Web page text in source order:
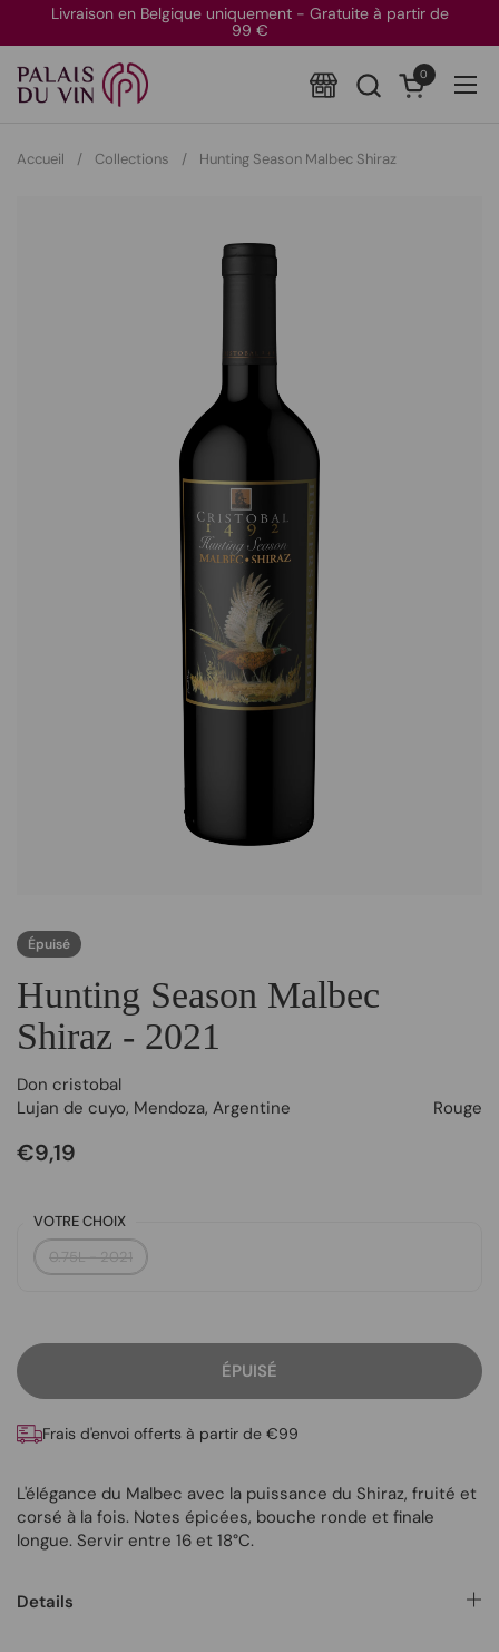
Passer au contenu
Livraison en Belgique uniquement - Gratuite à partir de
99 €
Ouvrir le
0
Accueil / Collections / Hunting Season Malbec Shiraz
Épuisé
Hunting Season Malbec
Shiraz - 2021
Don cristobal
Lujan de cuyo, Mendoza, Argentine Rouge
€9,19
VOTRE CHOIX
0.75L - 2021
ÉPUISÉ
Frais d'envoi offerts à partir de €99
L'élégance du Malbec avec la puissance du Shiraz, fruité et
corsé à la fois. Notes épicées, bouche ronde et finale
longue. Servir entre 16 et 18°C.
Details